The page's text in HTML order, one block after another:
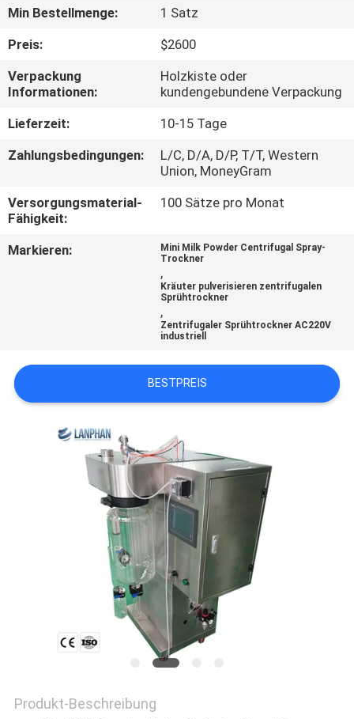
AUSFLUG
QUALITÄTSKONTROLLE
TRETEN
MIT
UNS
IN
VERBINDUNG
SITEMAP
DATENSCHUTZRICHTLINIE
Min Bestellmenge:
1 Satz
Preis:
$2600
Verpackung
Informationen:
Holzkiste oder
kundengebundene Verpackung
Lieferzeit:
10-15 Tage
Zahlungsbedingungen:
L/C, D/A, D/P, T/T, Western
Union, MoneyGram
Versorgungsmaterial-
Fähigkeit:
100 Sätze pro Monat
Markieren:
Mini Milk Powder Centrifugal Spray-
Trockner
,
Kräuter pulverisieren zentrifugalen
Sprühtrockner
,
Zentrifugaler Sprühtrockner AC220V
industriell
BESTPREIS
Produkt-Beschreibung